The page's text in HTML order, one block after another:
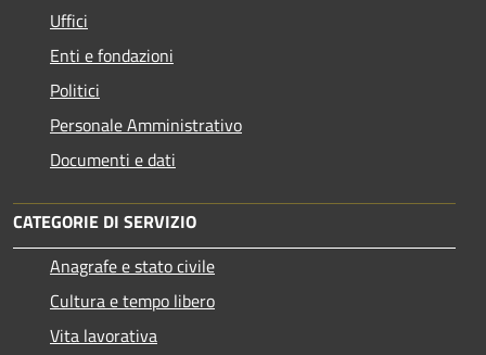
Uffici
Enti e fondazioni
Politici
Personale Amministrativo
Documenti e dati
CATEGORIE DI SERVIZIO
Anagrafe e stato civile
Cultura e tempo libero
Vita lavorativa